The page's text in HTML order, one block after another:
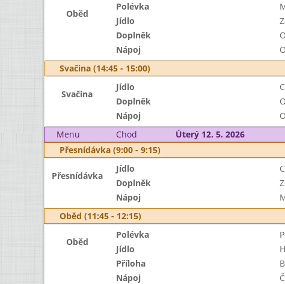
Oběd
Polévka
Jídlo
Doplněk
Nápoj
Svačina (14:45 - 15:00)
Svačina
Jídlo
Doplněk
Nápoj
Menu
Chod Úterý 12. 5. 2026
Přesnídávka (9:00 - 9:15)
Přesnídávka
Jídlo
Doplněk
Nápoj
Oběd (11:45 - 12:15)
Oběd
Polévka
Jídlo
Příloha
Nápoj